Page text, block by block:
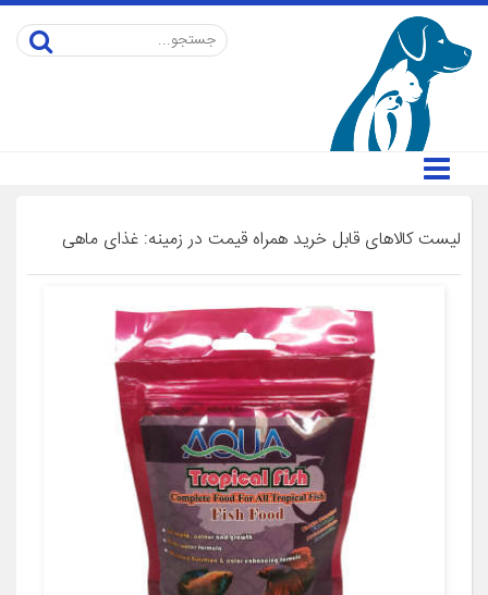
لیست کالاهای قابل خرید همراه قیمت در زمینه: غذای ماهی